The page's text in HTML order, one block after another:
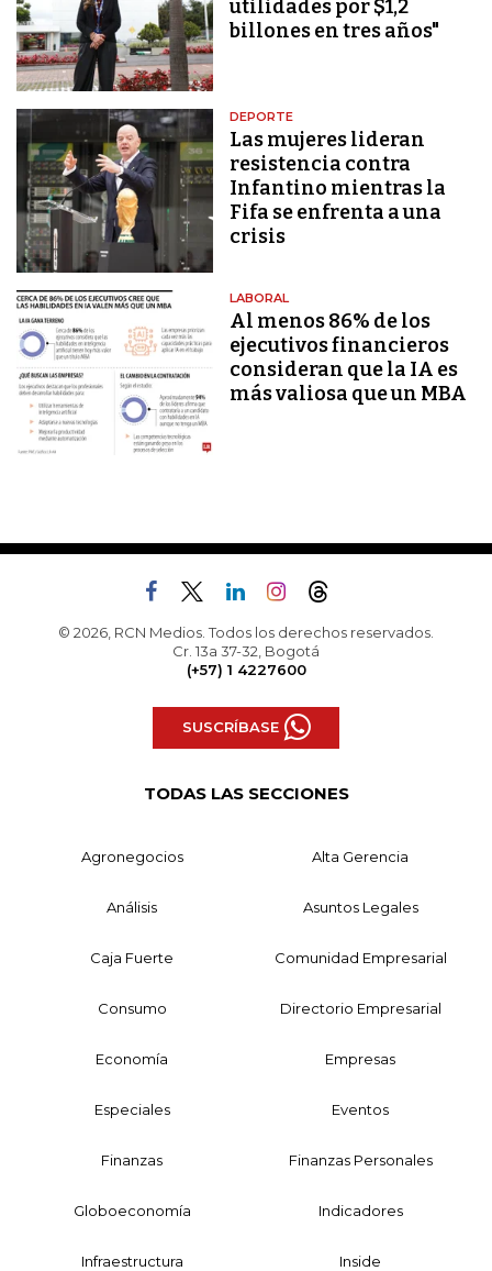
utilidades por $1,2
billones en tres años"
DEPORTE
Las mujeres lideran
resistencia contra
Infantino mientras la
Fifa se enfrenta a una
crisis
LABORAL
Al menos 86% de los
ejecutivos financieros
consideran que la IA es
más valiosa que un MBA
© 2026, RCN Medios. Todos los derechos reservados.
Cr. 13a 37-32, Bogotá
(+57) 1 4227600
SUSCRÍBASE
TODAS LAS SECCIONES
Agronegocios Alta Gerencia
Análisis Asuntos Legales
Caja Fuerte Comunidad Empresarial
Consumo Directorio Empresarial
Economía Empresas
Especiales Eventos
Finanzas Finanzas Personales
Globoeconomía Indicadores
Infraestructura Inside